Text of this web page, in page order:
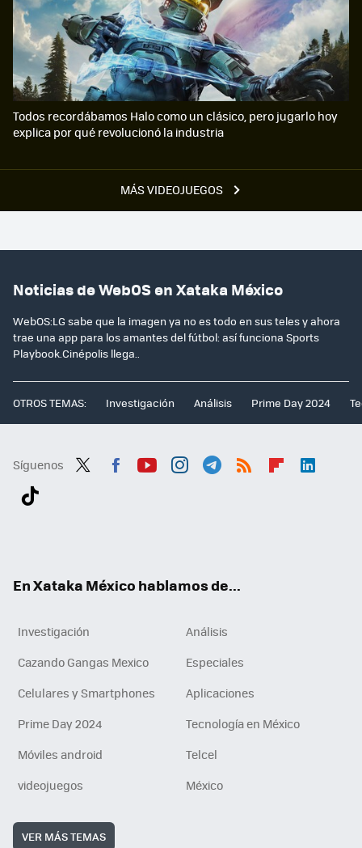
MÁS VIDEOJUEGOS
Todos recordábamos Halo como un clásico, pero jugarlo hoy
explica por qué revolucionó la industria
Noticias de WebOS en Xataka México
WebOS:LG sabe que la imagen ya no es todo en sus teles y ahora
trae una app para los amantes del fútbol: así funciona Sports
Playbook.Cinépolis llega..
OTROS TEMAS: Investigación Análisis Prime Day 2024
Síguenos
En Xataka México hablamos de...
Investigación
Análisis
Cazando Gangas Mexico
Especiales
Celulares y Smartphones
Aplicaciones
Prime Day 2024
Tecnología en México
Móviles android
Telcel
videojuegos
México
VER MÁS TEMAS